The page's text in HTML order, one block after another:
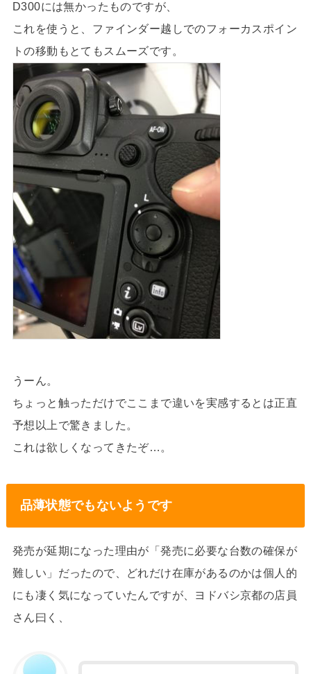
D300には無かったものですが、
これを使うと、ファインダー越しでのフォーカスポイン
トの移動もとてもスムーズです。
うーん。
ちょっと触っただけでここまで違いを実感するとは正直
予想以上で驚きました。
これは欲しくなってきたぞ…。
品薄状態でもないようです
発売が延期になった理由が「発売に必要な台数の確保が
難しい」だったので、どれだけ在庫があるのかは個人的
にも凄く気になっていたんですが、ヨドバシ京都の店員
さん曰く、